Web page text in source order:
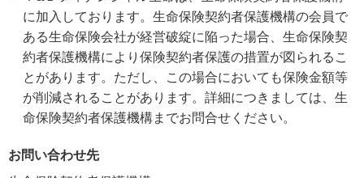
に加入しております。生命保険契約者保護機構の会員で
ある生命保険会社が経営破綻に陥った場合、生命保険契
約者保護機構により保険契約者保護の措置が図られるこ
とがあります。ただし、この場合においても保険金額等
が削減されることがあります。詳細につきましては、生
命保険契約者保護機構までお問合せください。
お問い合わせ先